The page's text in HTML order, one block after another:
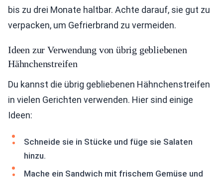
bis zu drei Monate haltbar. Achte darauf, sie gut zu
verpacken, um Gefrierbrand zu vermeiden.
Ideen zur Verwendung von übrig gebliebenen
Hähnchenstreifen
Du kannst die übrig gebliebenen Hähnchenstreifen
in vielen Gerichten verwenden. Hier sind einige
Ideen:
Schneide sie in Stücke und füge sie Salaten
hinzu.
Mache ein Sandwich mit frischem Gemüse und